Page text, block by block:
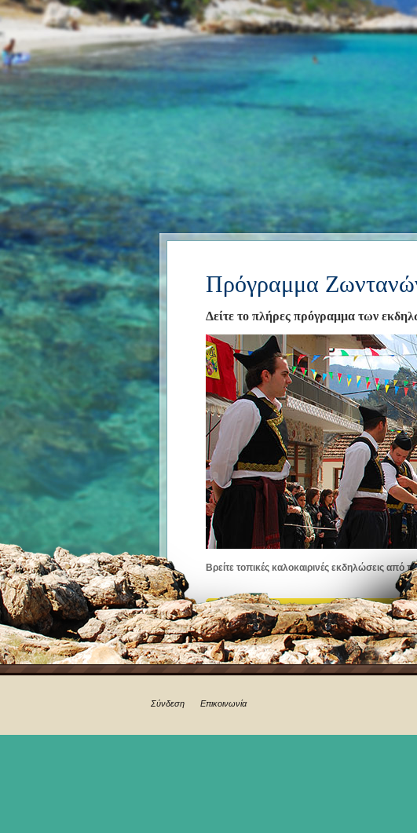
Πρόγραμμα
Δείτε το πλήρες πρόγραμμα των
Βρείτε τοπικές καλοκαιρινές εκδηλώσεις από
Σύνδεση Επικοινωνία